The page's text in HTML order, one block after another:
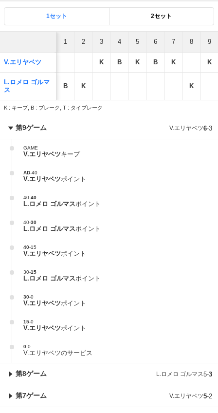
1セット 2セット
1 2 3 4 5 6 7 8 9
V.エリヤベツ K B K B K K
L.ロメロ ゴルマ
ス
B K K
K : キープ, B : ブレーク, T : タイブレーク
第9ゲーム V.エリヤベツ6-3
GAME
V.エリヤベツキープ
AD-40
V.エリヤベツポイント
40-40
L.ロメロ ゴルマスポイント
40-30
L.ロメロ ゴルマスポイント
40-15
V.エリヤベツポイント
30-15
L.ロメロ ゴルマスポイント
30-0
V.エリヤベツポイント
15-0
V.エリヤベツポイント
0-0
V.エリヤベツのサービス
第8ゲーム L.ロメロ ゴルマス5-3
第7ゲーム V.エリヤベツ5-2